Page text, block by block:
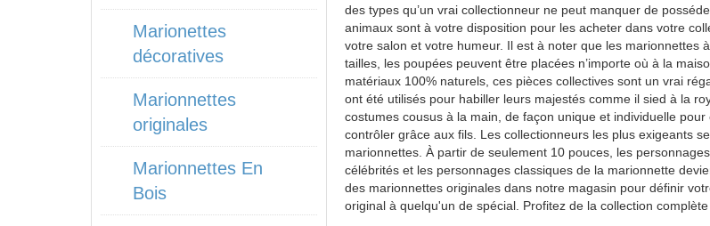
des types qu’un vrai collectionneur ne peut manquer de
animaux sont à votre disposition pour les acheter dans votre
votre salon et votre humeur. Il est à noter que les marionnettes
tailles, les poupées peuvent être placées n’importe où à la
matériaux 100% naturels, ces pièces collectives sont un vrai
ont été utilisés pour habiller leurs majestés comme il sied à la
costumes cousus à la main, de façon unique et individuelle
contrôler grâce aux fils. Les collectionneurs les plus exigeants
marionnettes. À partir de seulement 10 pouces, les
célébrités et les personnages classiques de la marionnette
des marionnettes originales dans notre magasin pour définir
original à quelqu'un de spécial. Profitez de la collection
Marionettes
décoratives
Marionnettes
originales
Marionnettes En
Bois